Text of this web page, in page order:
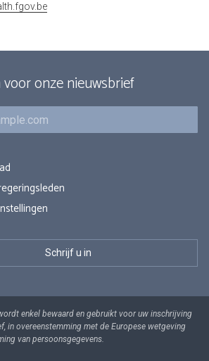
onze nieuwsbrief
enkel bewaard en gebruikt voor uw inschrijving
in overeenstemming met de Europese wetgeving
van persoonsgegevens.